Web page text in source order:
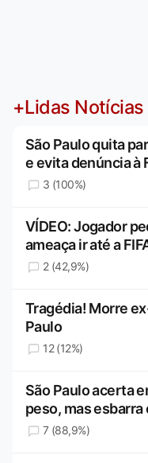
+Lidas Notícias
São Paulo quita
e evita denúncia à
3 (100%)
VÍDEO: Jogador
ameaça ir até a
2 (42,9%)
Tragédia! Morre
Paulo
12 (12%)
São Paulo acerta
peso, mas
7 (88,9%)